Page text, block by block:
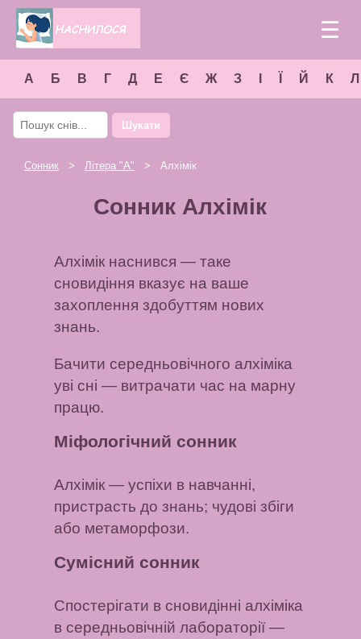
☰
А Б В Г Д Е Є Ж З Й К Л
Шукати
Сонник > Літера "А" > Алхімік
Сонник Алхімік
Алхімік наснився — таке
сновидіння вказує на ваше
захоплення здобуттям нових
знань.
Бачити середньовічного алхіміка
уві сні — витрачати час на марну
працю.
Міфологічний сонник
Алхімік — успіхи в навчанні,
пристрасть до знань; чудові збіги
або метаморфози.
Сумісний сонник
Спостерігати в сновидінні алхіміка
в середньовічній лабораторії —